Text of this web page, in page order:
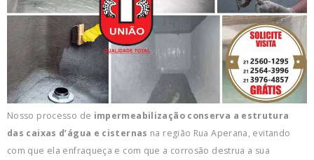
Nosso processo de impermeabilização conserva a estrutura
das caixas d’água e cisternas na região Rua Aperana, evitando
com que ela enfraqueça e com que a corrosão destrua a sua